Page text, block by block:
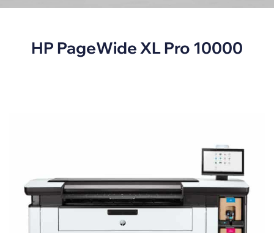
HP PageWide XL Pro 10000